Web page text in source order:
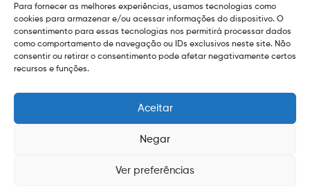
Para fornecer as melhores experiências, usamos tecnologias como
cookies para armazenar e/ou acessar informações do dispositivo. O
consentimento para essas tecnologias nos permitirá processar dados
como comportamento de navegação ou IDs exclusivos neste site. Não
consentir ou retirar o consentimento pode afetar negativamente certos
recursos e funções.
Aceitar
Negar
Ver preferências
Copyright 2021 © 2026 Grupo EPR - Todos Os Direitos
Sitemap
Termos de Uso